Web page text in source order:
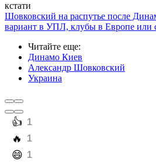
кстати
Шовковский на распутье после
вариант в УПЛ, клубы в Европе или
Читайте еще:
Динамо Киев
Александр Шовковский
Украина
️👍 1
️🔥 1
️😄 1